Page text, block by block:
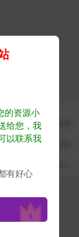
合法权益，请来信通
们深表歉意
，否则产生的一切后
的资源小
给您，我
以联系我
有好心